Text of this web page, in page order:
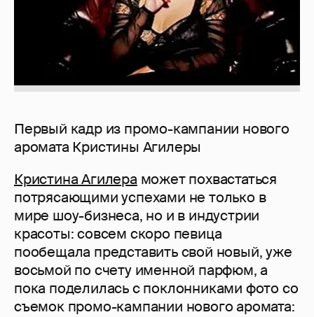
Первый кадр из промо-кампании нового
аромата Кристины Агилеры
Кристина Агилера может похвастаться
потрясающими успехами не только в
мире шоу-бизнеса, но и в индустрии
красоты: совсем скоро певица
пообещала представить свой новый, уже
восьмой по счету именной парфюм, а
пока поделилась с поклонниками фото со
съемок промо-кампании нового аромата: